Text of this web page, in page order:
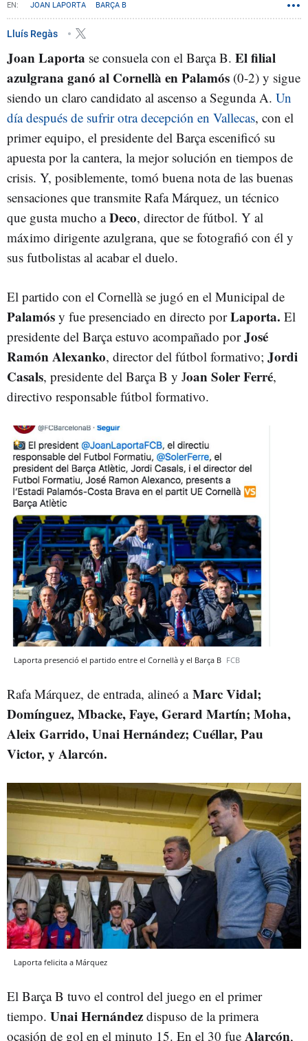
JOAN LAPORTA BARÇA B
Lluís Regàs
Joan Laporta se consuela con el Barça B. El filial
azulgrana ganó al Cornellà en Palamós (0-2) y sigue
siendo un claro candidato al ascenso a Segunda A. Un
día después de sufrir otra decepción en Vallecas, con el
primer equipo, el presidente del Barça escenificó su
apuesta por la cantera, la mejor solución en tiempos de
crisis. Y, posiblemente, tomó buena nota de las buenas
sensaciones que transmite Rafa Márquez, un técnico
que gusta mucho aDeco, director de fútbol. Y al
máximo dirigente azulgrana, que se fotografió con él y
sus futbolistas al acabar el duelo.
El partido con el Cornellà se jugó en el Municipal de
Palamós y fue presenciado en directo porLaporta. El
presidente del Barça estuvo acompañado porJosé
Ramón Alexanko, director del fútbol formativo; Jordi
Casals, presidente del Barça B y Joan Soler Ferré,
directivo responsable fútbol formativo.
Laporta presenció el partido entre el Cornellà y el Barça B FCB
Rafa Márquez, de entrada, alineó a Marc Vidal;
Domínguez, Mbacke, Faye, Gerard Martín; Moha,
Aleix Garrido, Unai Hernández; Cuéllar, Pau
Victor, y Alarcón.
Laporta felicita a Márquez
El Barça B tuvo el control del juego en el primer
tiempo. Unai Hernández dispuso de la primera
ocasión de gol en el minuto 15. En el 30 fue Alarcón,